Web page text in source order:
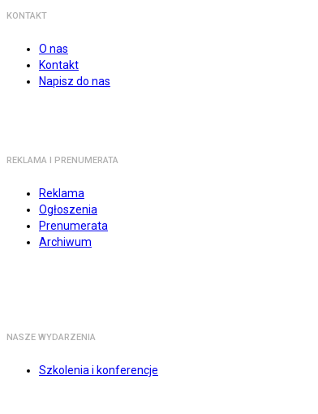
KONTAKT
O nas
Kontakt
Napisz do nas
REKLAMA I PRENUMERATA
Reklama
Ogłoszenia
Prenumerata
Archiwum
NASZE WYDARZENIA
Szkolenia i konferencje